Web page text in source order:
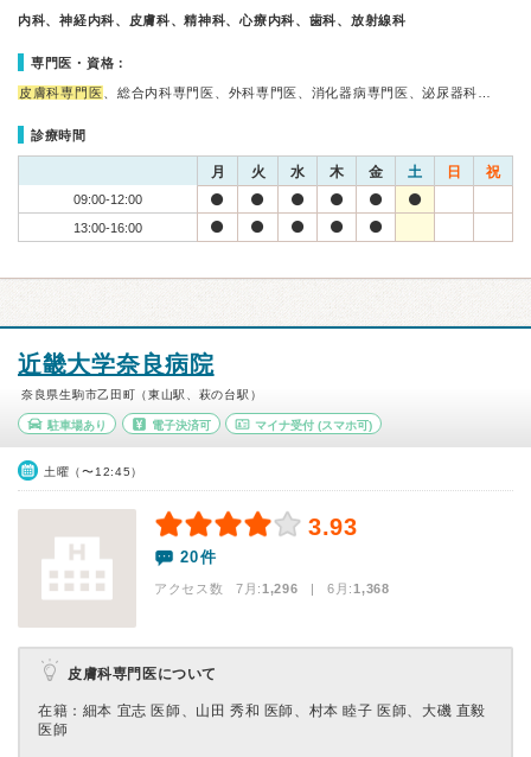
内科、神経内科、皮膚科、精神科、心療内科、歯科、放射線科
専門医・資格：
皮膚科専門医 、総合内科専門医、外科専門医、消化器病専門医、泌尿器科…
診療時間
月 火 水 木 金 土 日 祝
09:00-12:00
13:00-16:00
近畿大学奈良病院
奈良県生駒市乙田町（東山駅、萩の台駅）
駐車場あり 電子決済可 マイナ受付 (スマホ可)
土曜（〜12:45）
3.93
20件
アクセス数 7月:1,296 | 6月:1,368
皮膚科専門医について
在籍：細本 宜志 医師、山田 秀和 医師、村本 睦子 医師、大磯 直毅
医師